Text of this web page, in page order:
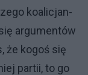
ko­ali­cjan­
ar­gu­men­tów
że ko­goś się
par­tii, to go